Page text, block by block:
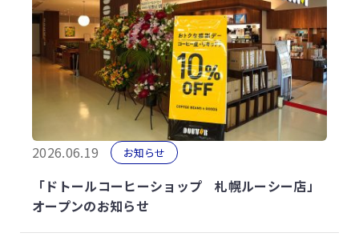
2026.06.19 お知らせ
「ドトールコーヒーショップ 札幌ルーシー店」
オープンのお知らせ